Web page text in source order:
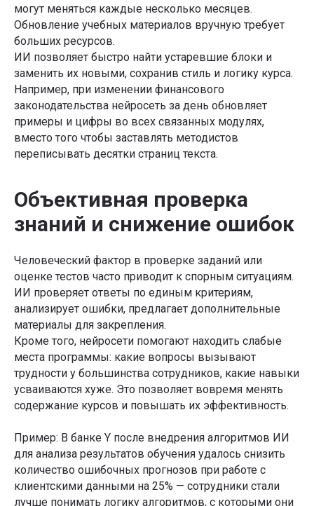
могут меняться каждые несколько месяцев.
Обновление учебных материалов вручную требует
больших ресурсов.
ИИ позволяет быстро найти устаревшие блоки и
заменить их новыми, сохранив стиль и логику курса.
Например, при изменении финансового
законодательства нейросеть за день обновляет
примеры и цифры во всех связанных модулях,
вместо того чтобы заставлять методистов
переписывать десятки страниц текста.
Объективная проверка
знаний и снижение ошибок
Человеческий фактор в проверке заданий или
оценке тестов часто приводит к спорным ситуациям.
ИИ проверяет ответы по единым критериям,
анализирует ошибки, предлагает дополнительные
материалы для закрепления.
Кроме того, нейросети помогают находить слабые
места программы: какие вопросы вызывают
трудности у большинства сотрудников, какие навыки
усваиваются хуже. Это позволяет вовремя менять
содержание курсов и повышать их эффективность.
Пример: В банке Y после внедрения алгоритмов ИИ
для анализа результатов обучения удалось снизить
количество ошибочных прогнозов при работе с
клиентскими данными на 25% — сотрудники стали
лучше понимать логику алгоритмов, с которыми они